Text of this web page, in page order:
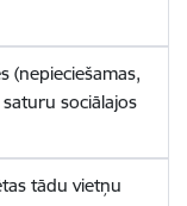
(nepieciešamas,
sociālajos
tādu vietņu